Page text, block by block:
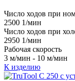
Число ходов при
2500 1/мин
Число ходов при
2950 1/мин
Рабочая скорость
3 м/мин - 10 м/мин
К изделию